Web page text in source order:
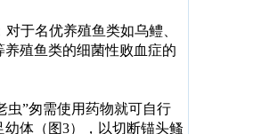
于名优养殖鱼类如乌鳢、
殖鱼类的细菌性败血症的
虫”匆需使用药物就可自行
体（图3），以切断锚头鳋